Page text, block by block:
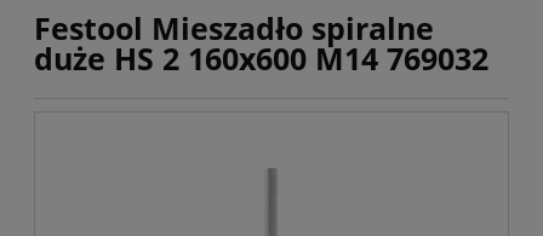
Festool Mieszadło spiralne
duże HS 2 160x600 M14 769032